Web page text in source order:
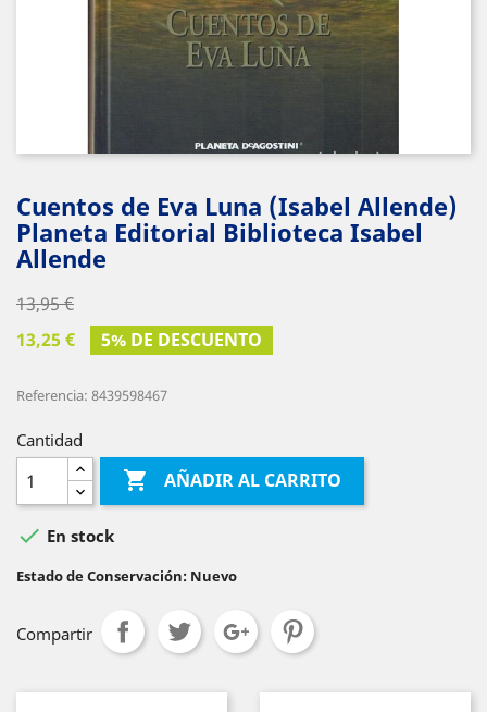
Cuentos de Eva Luna (Isabel Allende)
Planeta Editorial Biblioteca Isabel
Allende
13,95 €
13,25 €
5% DE DESCUENTO
Referencia: 8439598467
Cantidad
 AÑADIR AL CARRITO
 En stock
Estado de Conservación: Nuevo
Compartir